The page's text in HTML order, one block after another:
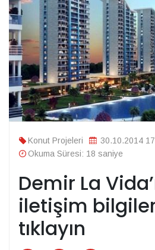
Konut Projeleri
30.10.2014
Okuma Süresi: 18 saniye
Demir La
iletişim
tıklayın